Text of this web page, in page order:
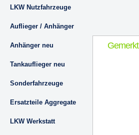
LKW Nutzfahrzeuge
Auflieger / Anhänger
Anhänger neu
Tankauflieger neu
Sonderfahrzeuge
Ersatzteile Aggregate
LKW Werkstatt
Gemerkt